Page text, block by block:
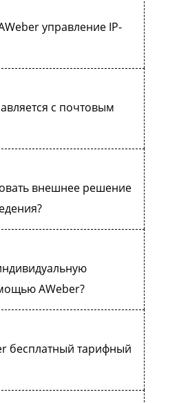
управление IP-
с почтовым
внешнее решение
AWeber?
бесплатный тарифный